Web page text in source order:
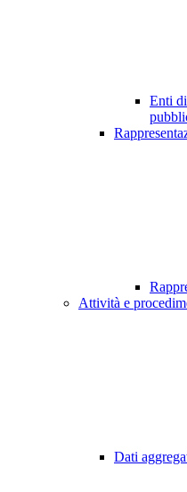
Enti
Attività e
Dati